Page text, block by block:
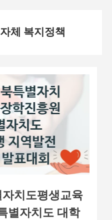
체 복지정책
치도평생교육
별자치도 대학